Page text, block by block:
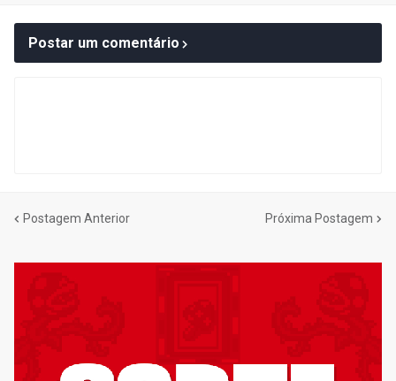
Postar um comentário
Postagem Anterior Próxima Postagem